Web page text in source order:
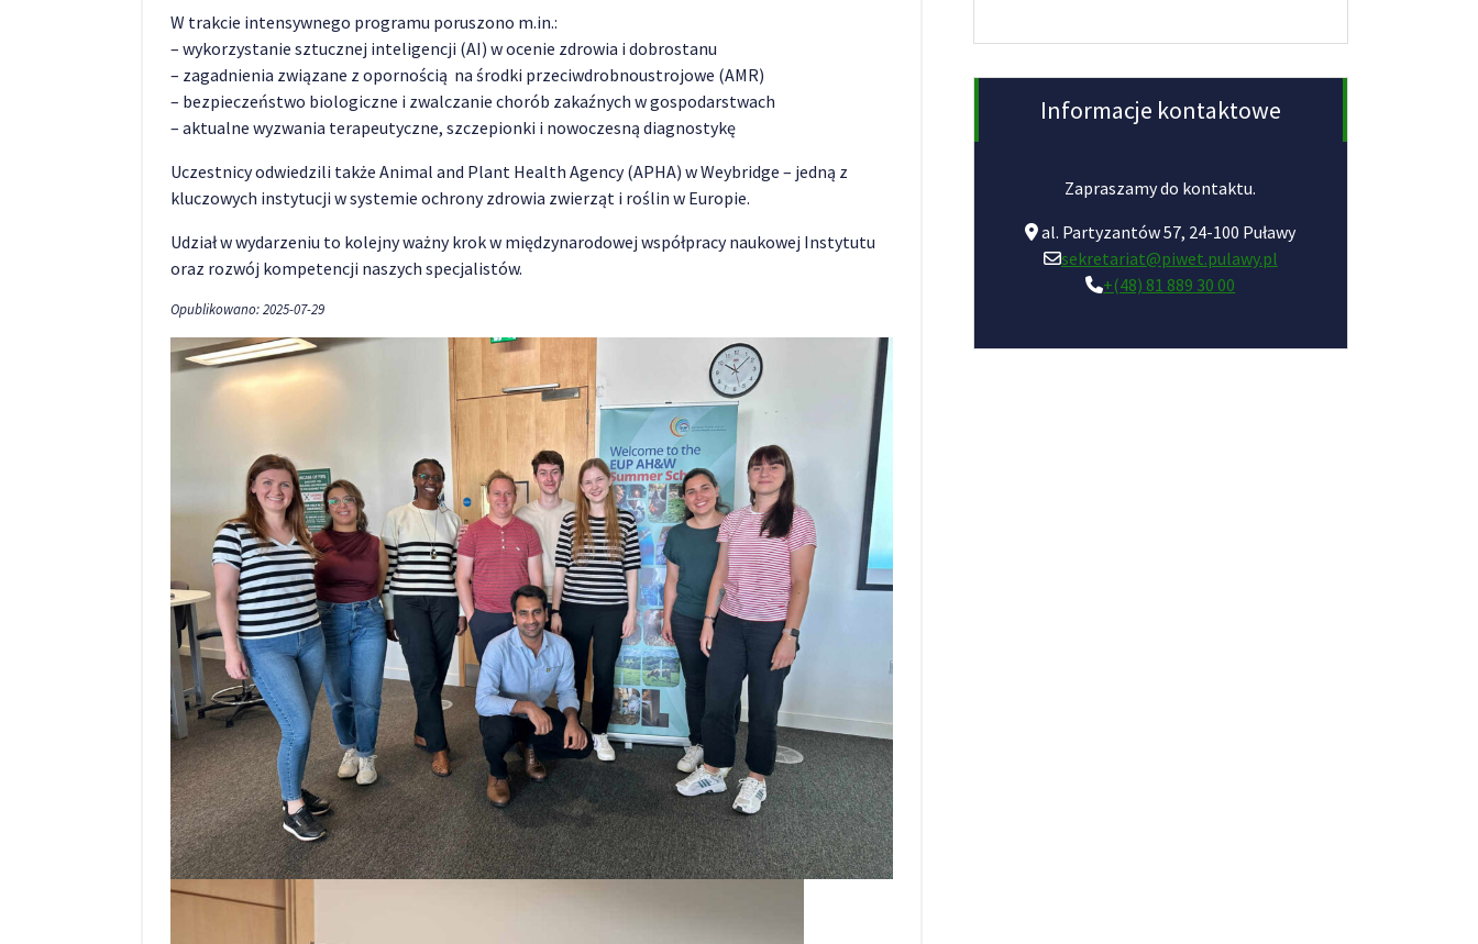
W trakcie intensywnego programu poruszono m.in.:
– wykorzystanie sztucznej inteligencji (AI) w ocenie zdrowia i dobrostanu
– zagadnienia związane z opornością na środki przeciwdrobnoustrojowe (AMR)
– bezpieczeństwo biologiczne i zwalczanie chorób zakaźnych w gospodarstwach
– aktualne wyzwania terapeutyczne, szczepionki i nowoczesną diagnostykę
Uczestnicy odwiedzili także Animal and Plant Health Agency (APHA) w Weybridge – jedną z
kluczowych instytucji w systemie ochrony zdrowia zwierząt i roślin w Europie.
Udział w wydarzeniu to kolejny ważny krok w międzynarodowej współpracy naukowej Instytutu
oraz rozwój kompetencji naszych specjalistów.
Opublikowano: 2025-07-29
Informacje kontaktowe
Zapraszamy do kontaktu.
al. Partyzantów 57, 24-100 Puławy
sekretariat@piwet.pulawy.pl
+(48) 81 889 30 00